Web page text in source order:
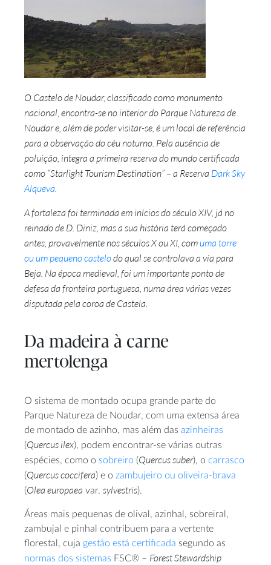
O Castelo de Noudar, classificado como monumento
nacional, encontra-se no interior do Parque Natureza de
Noudar e, além de poder visitar-se, é um local de referência
para a observação do céu noturno. Pela ausência de
poluição, integra a primeira reserva do mundo certificada
como “Starlight Tourism Destination” – a Reserva Dark Sky
Alqueva.
A fortaleza foi terminada em inícios do século XIV, já no
reinado de D. Diniz, mas a sua história terá começado
antes, provavelmente nos séculos X ou XI, com uma torre
ou um pequeno castelodo qual se controlava a via para
Beja. Na época medieval, foi um importante ponto de
defesa da fronteira portuguesa, numa área várias vezes
disputada pela coroa de Castela.
Da madeira à carne
mertolenga
O sistema de montado ocupa grande parte do
Parque Natureza de Noudar, com uma extensa área
de montado de azinho, mas além das azinheiras
(Quercus ilex), podem encontrar-se várias outras
espécies, como o sobreiro (Quercus suber), o carrasco
(Quercus coccifera) e o zambujeiro ou oliveira-brava
(Olea europaea var. sylvestris).
Áreas mais pequenas de olival, azinhal, sobreiral,
zambujal e pinhal contribuem para a vertente
florestal, cuja gestão está certificada segundo as
normas dos sistemas FSC® – Forest Stewardship